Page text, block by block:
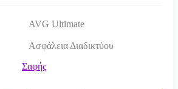
AVG Ultimate
Ασφάλεια Διαδικτύου
Σαφής